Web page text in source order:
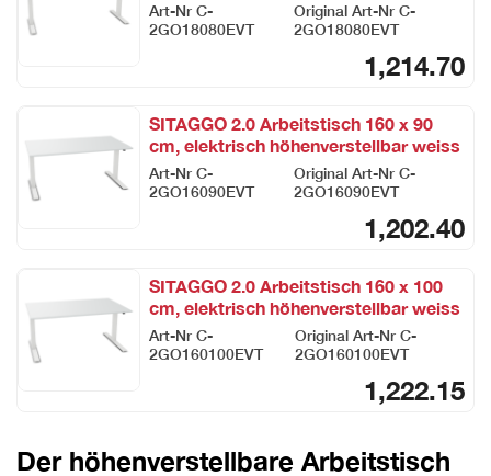
Art-Nr C-
2GO18080EVT
Original Art-NrC-
2GO18080EVT
1,214.70
SITAGGO 2.0 Arbeitstisch 160 x 90
cm, elektrisch höhenverstellbar weiss
Art-Nr C-
2GO16090EVT
Original Art-NrC-
2GO16090EVT
1,202.40
SITAGGO 2.0 Arbeitstisch 160 x 100
cm, elektrisch höhenverstellbar weiss
Art-Nr C-
2GO160100EVT
Original Art-Nr C-
2GO160100EVT
1,222.15
Der höhenverstellbare Arbeitstisch